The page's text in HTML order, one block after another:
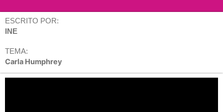
ESCRITO POR:
INE
TEMA:
Carla Humphrey